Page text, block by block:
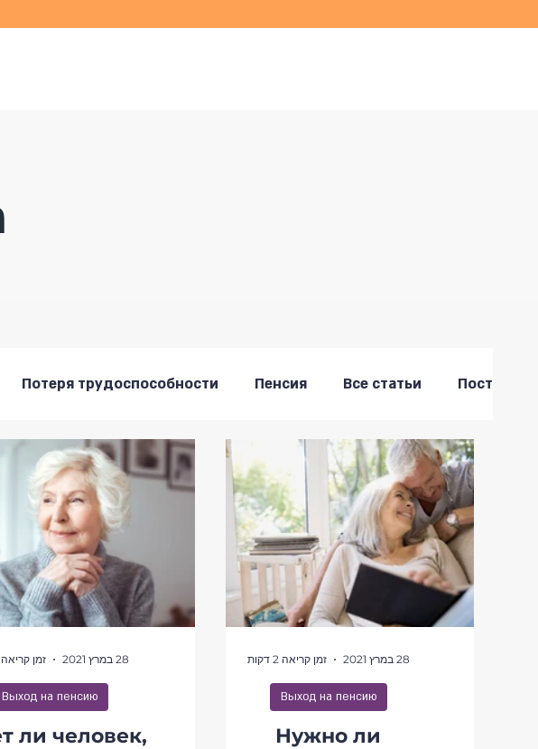
Пост
Все статьи
Пенсия
Потеря трудоспособности
Выход на пенсию
Управление портфелем
на пенсию
Нужно ли
Выход на пенсию
28 במרץ 2021 זמן קריאה 2 דקות
ли человек,
Выход на пенсию
28 במרץ 2021 זמן קריאה 1 דקות